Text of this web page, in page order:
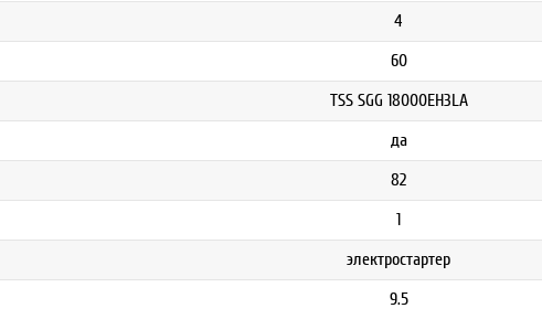
4
60
TSS SGG 18000EH3LA
да
82
1
электростартер
9.5